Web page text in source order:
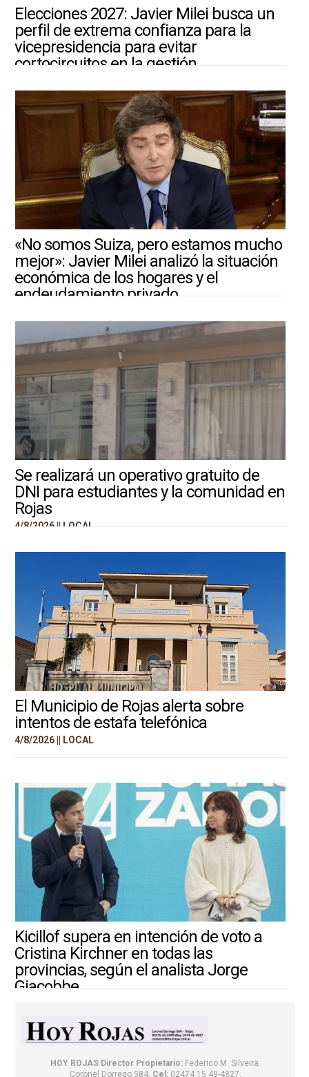
Elecciones 2027: Javier Milei busca un
perfil de extrema confianza para la
vicepresidencia para evitar
cortocircuitos en la gestión
«No somos Suiza, pero estamos mucho
mejor»: Javier Milei analizó la situación
económica de los hogares y el
endeudamiento privado
Se realizará un operativo gratuito de
DNI para estudiantes y la comunidad en
Rojas
4/8/2026 || LOCAL
El Municipio de Rojas alerta sobre
intentos de estafa telefónica
4/8/2026 || LOCAL
Kicillof supera en intención de voto a
Cristina Kirchner en todas las
provincias, según el analista Jorge
Giacobbe
HOY ROJAS Director Propietario:Federico M. Silveira.
Coronel Dorrego 584. Cel:02474 15 49-4827.